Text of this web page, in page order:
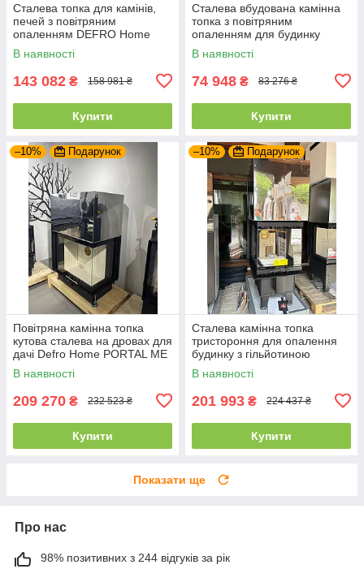
Сталева топка для камінів,
печей з повітряним
опаленням DEFRO Home
INTRA SM G (чорний шамот)
з гільйотиною
В наявності
143 082 ₴ 158 981 ₴
Купити
Сталева вбудована камінна
топка з повітряним
опаленням для будинку
DEFRO HOME INTRA SLIM
SM (6 кВт)
В наявності
74 948 ₴ 83 276 ₴
Купити
–10% Подарунок
Повітряна камінна топка
кутова сталева на дровах для
дачі Defro Home PORTAL ME
BL/BP G (12 кВт)
В наявності
209 270 ₴ 232 523 ₴
Купити
–10% Подарунок
Сталева камінна топка
тристороння для опалення
будинку з гільйотиною
DEFRO HOME INTRA XSM U
G (10 кВт)
В наявності
201 993 ₴ 224 437 ₴
Купити
Показати ще
Про нас
98% позитивних з 244 відгуків за рік